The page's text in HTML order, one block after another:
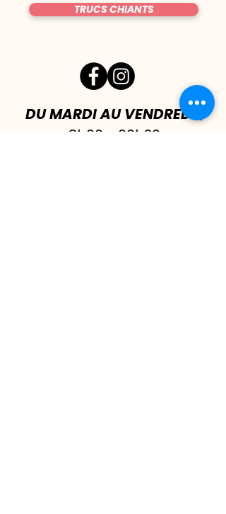
TRUCS CHIANTS
DU MARDI AU VENDREDI |
8h00 - 00h30